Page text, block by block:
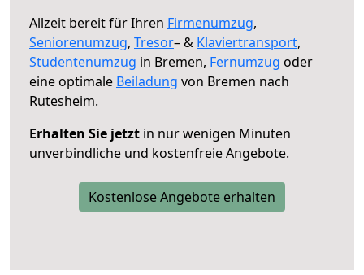
Allzeit bereit für Ihren Firmenumzug,
Seniorenumzug, Tresor– & Klaviertransport,
Studentenumzug in Bremen, Fernumzug oder
eine optimale Beiladung von Bremen nach
Rutesheim.
Erhalten Sie jetzt in nur wenigen Minuten
unverbindliche und kostenfreie Angebote.
Kostenlose Angebote erhalten